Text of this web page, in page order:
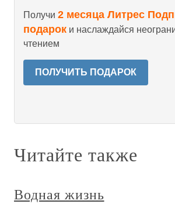
Получи 2 месяца Литрес
подарок и наслаждайся
чтением
ПОЛУЧИТЬ ПОДАРОК
Читайте также
Водная жизнь